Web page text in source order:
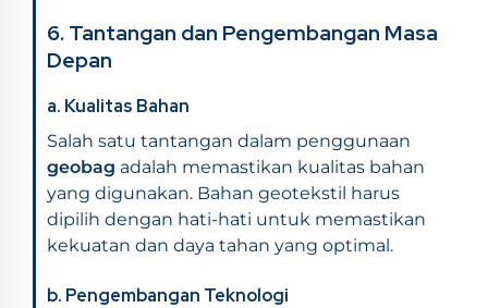
6. Tantangan dan Pengembangan Masa
Depan
a. Kualitas Bahan
Salah satu tantangan dalam penggunaan
geobag adalah memastikan kualitas bahan
yang digunakan. Bahan geotekstil harus
dipilih dengan hati-hati untuk memastikan
kekuatan dan daya tahan yang optimal.
b. Pengembangan Teknologi